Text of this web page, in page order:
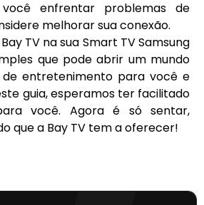
enfrentar problemas de
melhorar sua conexão.
TV na sua Smart TV Samsung
que pode abrir um mundo
de entretenimento para você e
guia, esperamos ter facilitado
você. Agora é só sentar,
que a Bay TV tem a oferecer!